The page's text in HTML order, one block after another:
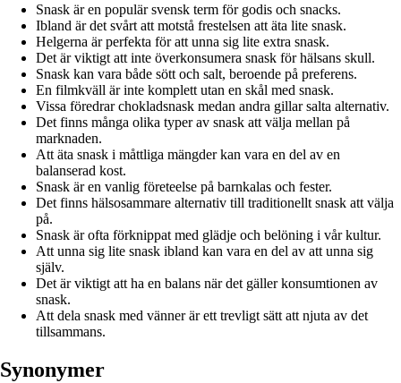
Snask är en populär svensk term för godis och snacks.
Ibland är det svårt att motstå frestelsen att äta lite snask.
Helgerna är perfekta för att unna sig lite extra snask.
Det är viktigt att inte överkonsumera snask för hälsans skull.
Snask kan vara både sött och salt, beroende på preferens.
En filmkväll är inte komplett utan en skål med snask.
Vissa föredrar chokladsnask medan andra gillar salta alternativ.
Det finns många olika typer av snask att välja mellan på
marknaden.
Att äta snask i måttliga mängder kan vara en del av en
balanserad kost.
Snask är en vanlig företeelse på barnkalas och fester.
Det finns hälsosammare alternativ till traditionellt snask att välja
på.
Snask är ofta förknippat med glädje och belöning i vår kultur.
Att unna sig lite snask ibland kan vara en del av att unna sig
själv.
Det är viktigt att ha en balans när det gäller konsumtionen av
snask.
Att dela snask med vänner är ett trevligt sätt att njuta av det
tillsammans.
Synonymer